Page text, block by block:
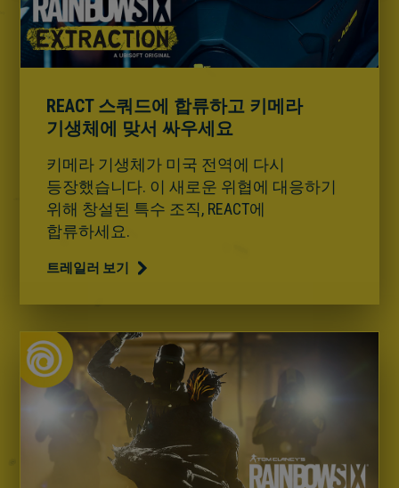
REACT 스쿼드에 합류하고 키메라
기생체에 맞서 싸우세요
키메라 기생체가 미국 전역에 다시
등장했습니다. 이 새로운 위협에 대응하기
위해 창설된 특수 조직, REACT에
합류하세요.
트레일러 보기